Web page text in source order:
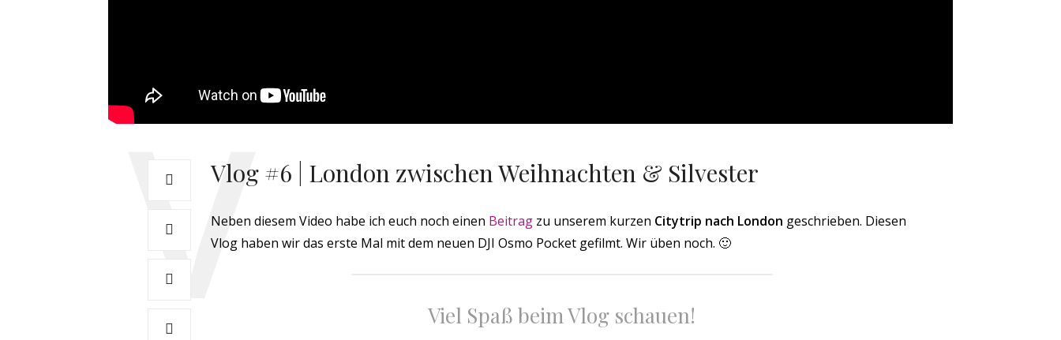
Vlog #6 | London zwischen Weihnachten & Silvester
Neben diesem Video habe ich euch noch einen Beitrag zu unserem kurzen Citytrip nach London geschrieben. Diesen
Vlog haben wir das erste Mal mit dem neuen DJI Osmo Pocket gefilmt. Wir üben noch. 🙂
Viel Spaß beim Vlog schauen!